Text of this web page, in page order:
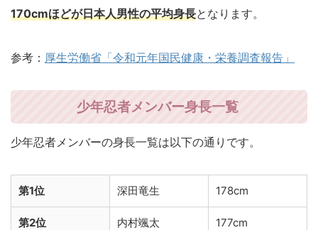
170cmほどが日本人男性の平均身長となります。
参考： 厚生労働省「令和元年国民健康・栄養調査報告」
少年忍者メンバー身長一覧
少年忍者メンバーの身長一覧は以下の通りです。
第1位 深田竜生 178cm
第2位 内村颯太 177cm